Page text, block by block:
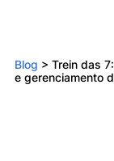
Blog > Trein das
e gerenciamento